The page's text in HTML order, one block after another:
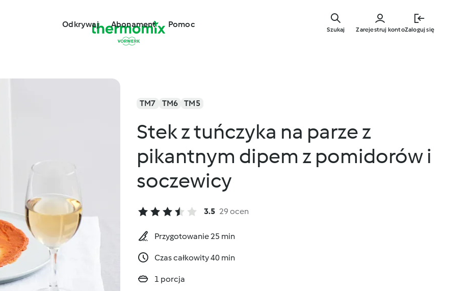
głównej
Odkrywaj Abonament Pomoc
Zarejestruj kontoZaloguj się
Szukaj
TM7 TM6 TM5
Stek z tuńczyka na parze z
pikantnym dipem z pomidorów i
soczewicy
3.5 29 ocen
Przygotowanie 25 min
Czas całkowity 40 min
1 porcja